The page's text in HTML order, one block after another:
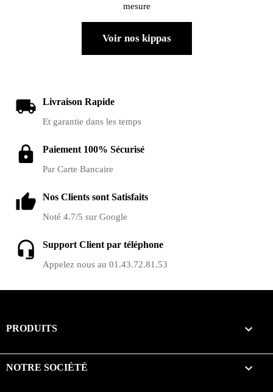
mesure
Voir nos kippas
Livraison Rapide
Et garantie dans les temps
Paiement 100% Sécurisé
Par Carte Bancaire
Nos Clients sont Satisfaits
Noté 4.7/5 sur Google
Support Client par téléphone
Appelez nous au 01.43.72.81.53
PRODUITS 
NOTRE SOCIÉTÉ 